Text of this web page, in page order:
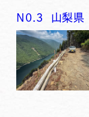
N0. 3 山梨県